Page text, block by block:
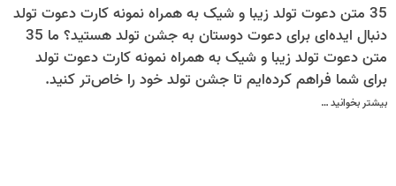
35 متن دعوت تولد زیبا و شیک به همراه نمونه کارت دعوت تولد
دنبال ایده‌ای برای دعوت دوستان به جشن تولد هستید؟ ما 35
متن دعوت تولد زیبا و شیک به همراه نمونه کارت دعوت تولد
برای شما فراهم کرده‌ایم تا جشن تولد خود را خاص‌تر کنید.
بیشتر بخوانید …